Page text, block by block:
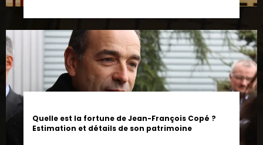
Estimation et détails de son patrimoine